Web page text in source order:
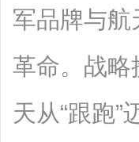
军品牌与
革命。战略
天从“跟跑”